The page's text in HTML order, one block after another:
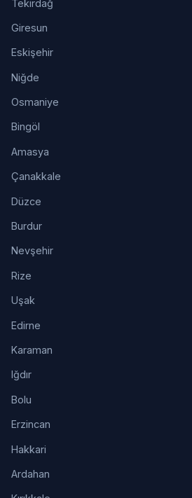
Tekirdağ
Giresun
Eskişehir
Niğde
Osmaniye
Bingöl
Amasya
Çanakkale
Düzce
Burdur
Nevşehir
Rize
Uşak
Edirne
Karaman
Iğdır
Bolu
Erzincan
Hakkari
Ardahan